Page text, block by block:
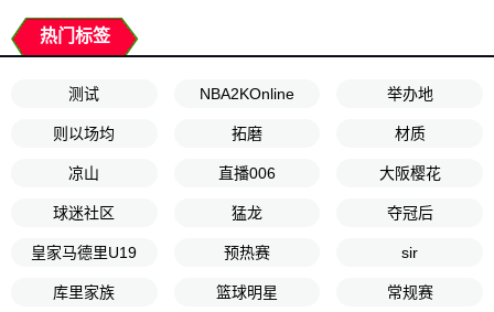
热门标签
测试 NBA2KOnline 举办地
则以场均 拓磨 材质
凉山 直播006 大阪樱花
球迷社区 猛龙 夺冠后
皇家马德里U19 预热赛 sir
库里家族 篮球明星 常规赛